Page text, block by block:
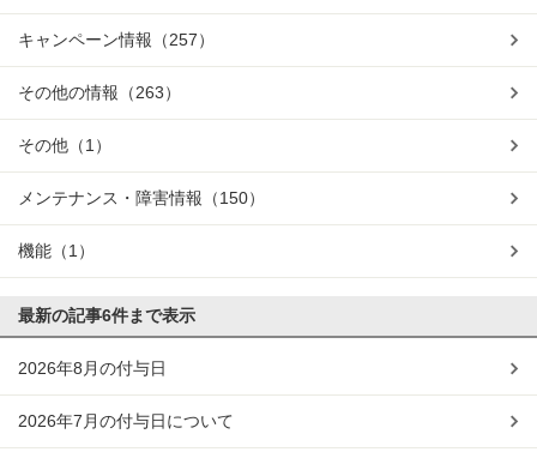
キャンペーン情報 （257）
その他の情報 （263）
その他 （1）
メンテナンス・障害情報 （150）
機能 （1）
最新の記事6件まで表示
2026年8月の付与日
2026年7月の付与日について